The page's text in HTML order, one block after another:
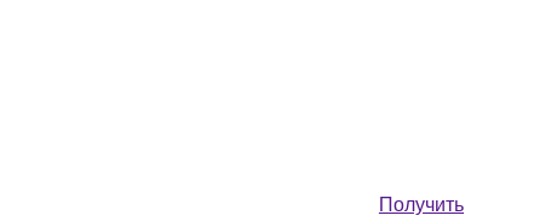
Получить